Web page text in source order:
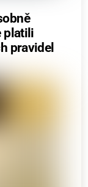
platili
pravidel